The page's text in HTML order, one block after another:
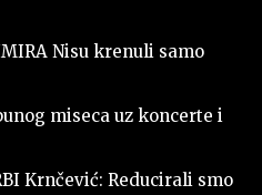
Nisu krenuli samo
miseca uz koncerte i
Krnčević: Reducirali smo